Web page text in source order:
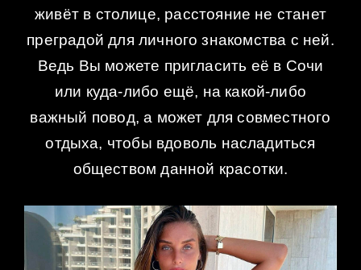
живёт в столице, расстояние не станет
преградой для личного знакомства с ней.
Ведь Вы можете пригласить её в Сочи
или куда-либо ещё, на какой-либо
важный повод, а может для совместного
отдыха, чтобы вдоволь насладиться
обществом данной красотки.